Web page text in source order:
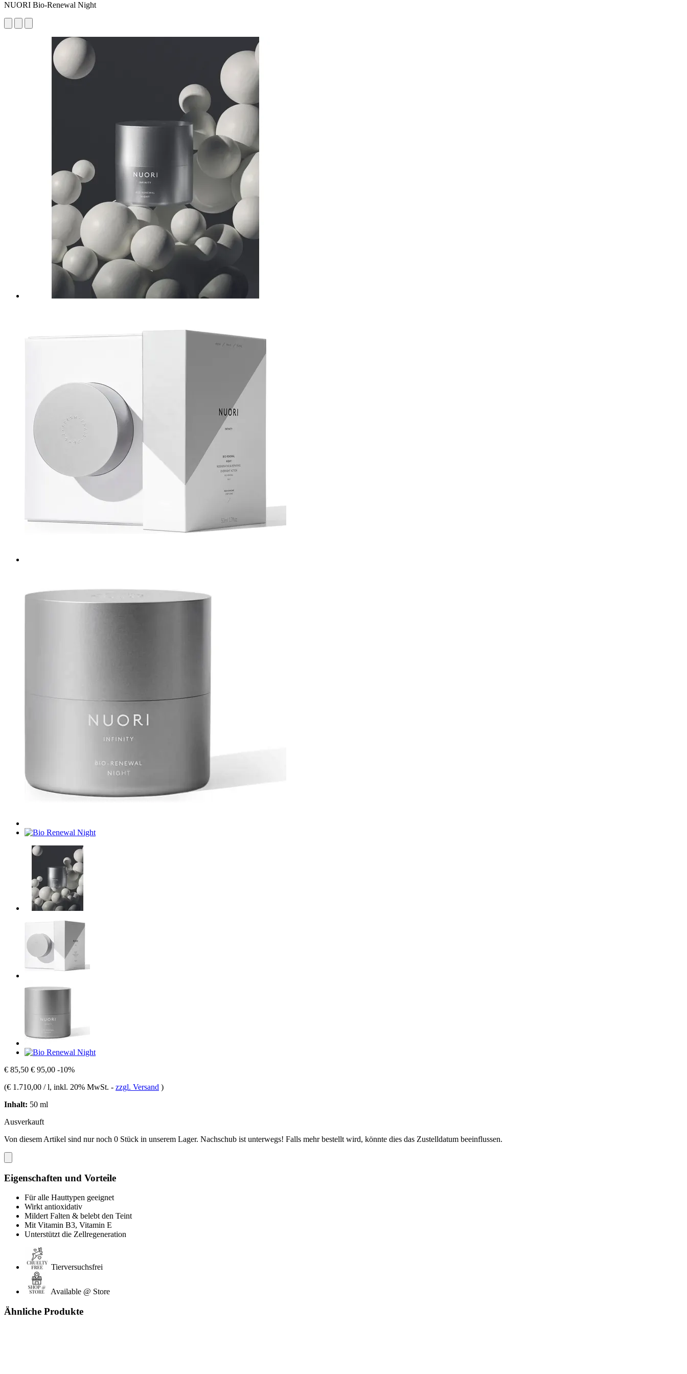
NUORI Bio-Renewal Night
€ 85,50 € 95,00 -10%
(€ 1.710,00 / l, inkl. 20% MwSt. - zzgl. Versand )
Inhalt: 50 ml
Ausverkauft
Von diesem Artikel sind nur noch 0 Stück in unserem Lager. Nachschub ist unterwegs! Falls mehr bestellt wird, könnte dies das Zustelldatum beeinflussen.
Eigenschaften und Vorteile
Für alle Hauttypen geeignet
Wirkt antioxidativ
Mildert Falten & belebt den Teint
Mit Vitamin B3, Vitamin E
Unterstützt die Zellregeneration
Tierversuchsfrei
Available @ Store
Ähnliche Produkte